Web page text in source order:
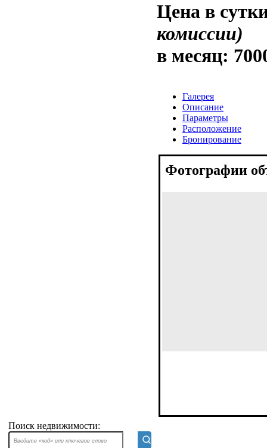
Цена в
комиссии)
в месяц:
Галерея
Описание
Параметры
Расположение
Бронирование
Фотографии
Поиск недвижимости: